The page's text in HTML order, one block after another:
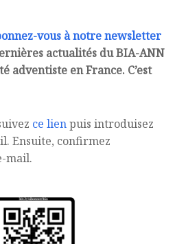
vous à notre newsletter
actualités du BIA-ANN
adventiste en France. C’est
ce lienpuis introduisez
Ensuite, confirmez
mail.